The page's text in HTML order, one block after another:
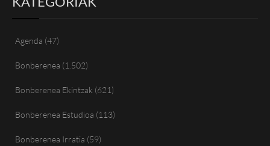
Agenda (47)
Bonberenea (1.502)
Bonberenea Ekintzak (621)
Bonberenea Estudioa (113)
Bonberenea Irratia (59)